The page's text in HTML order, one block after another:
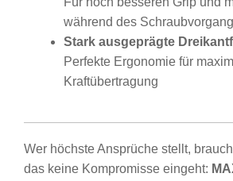
während des
Stark ausgeprägte
Perfekte Ergonomie für
Kraftübertragung
Wer höchste Ansprüche stellt,
das keine Kompromisse eingeht: